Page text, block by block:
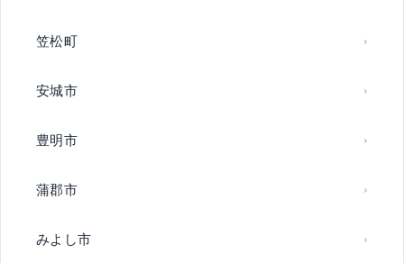
笠松町
安城市
豊明市
蒲郡市
みよし市